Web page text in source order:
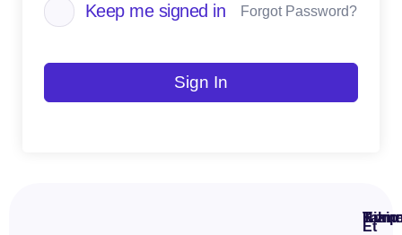
Keep me signed in Forgot Password?
Sign In
Takip
Et